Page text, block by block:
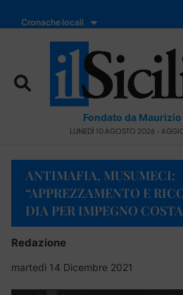
Cronache locali
Fondato da
LUNEDÌ 10 AGOSTO 2026 -
ANTIMAFIA, MUSUMECI:
“APPREZZAMENTO E
DIA PER IMPEGNO
Redazione
martedì 14 Dicembre 2021